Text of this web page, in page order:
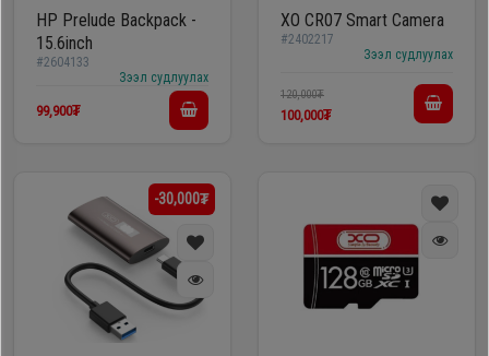
HP Prelude Backpack -
15.6inch
#2604133
Зээл судлуулах
99,900₮
XO CR07 Smart Camera
#2402217
Зээл судлуулах
120,000₮
100,000₮
-30,000₮